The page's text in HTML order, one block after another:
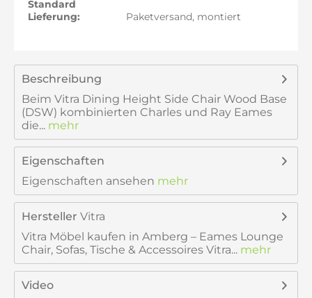
Standard
Lieferung:
Paketversand, montiert
Beschreibung
Beim Vitra Dining Height Side Chair Wood Base
(DSW) kombinierten Charles und Ray Eames
die... mehr
Eigenschaften
Eigenschaften ansehen mehr
Hersteller Vitra
Vitra Möbel kaufen in Amberg – Eames Lounge
Chair, Sofas, Tische & Accessoires Vitra... mehr
Video